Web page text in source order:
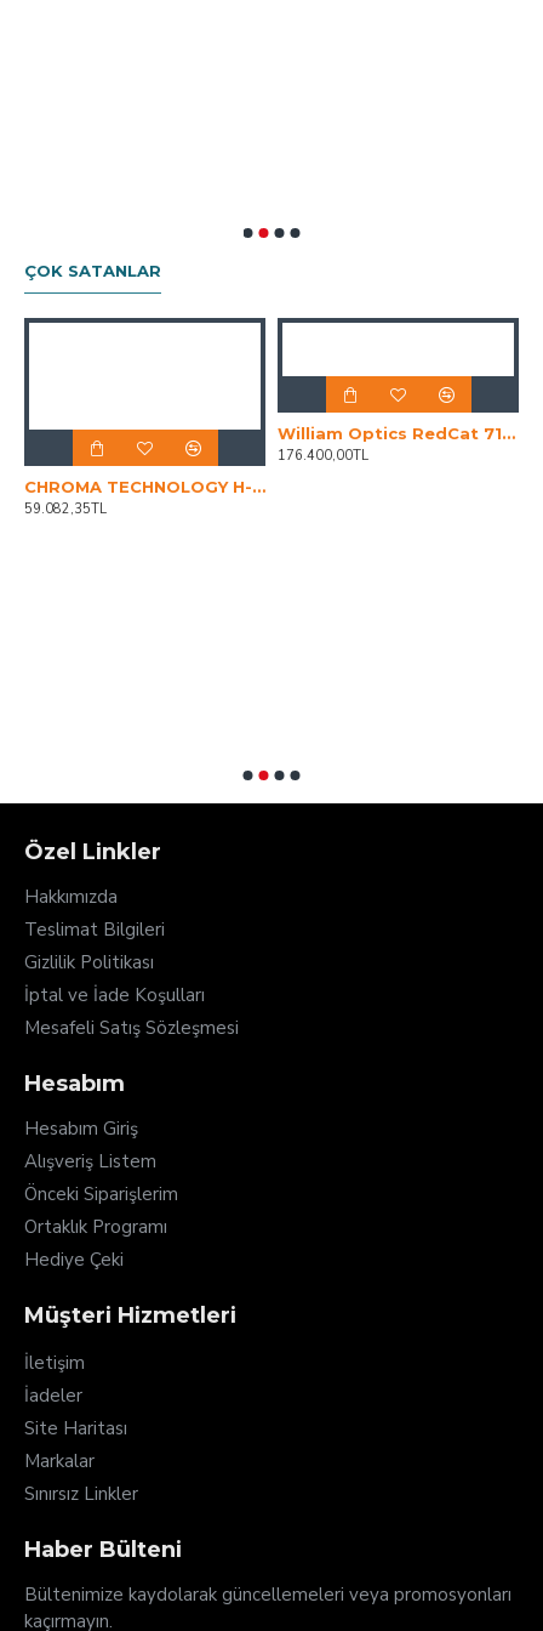
ÇOK SATANLAR
CHROMA TECHNOLOGY H-ALPHA (5NM) FILTER, 36 MM DIAMETER UNMOUNTED
59.082,35TL
William Optics RedCat 71 APO 350mm f/4.9
176.400,00TL
Özel Linkler
Hakkımızda
Teslimat Bilgileri
Gizlilik Politikası
İptal ve İade Koşulları
Mesafeli Satış Sözleşmesi
Hesabım
Hesabım Giriş
Alışveriş Listem
Önceki Siparişlerim
Ortaklık Programı
Hediye Çeki
Müşteri Hizmetleri
İletişim
İadeler
Site Haritası
Markalar
Sınırsız Linkler
Haber Bülteni
Bültenimize kaydolarak güncellemeleri veya promosyonları
kaçırmayın.